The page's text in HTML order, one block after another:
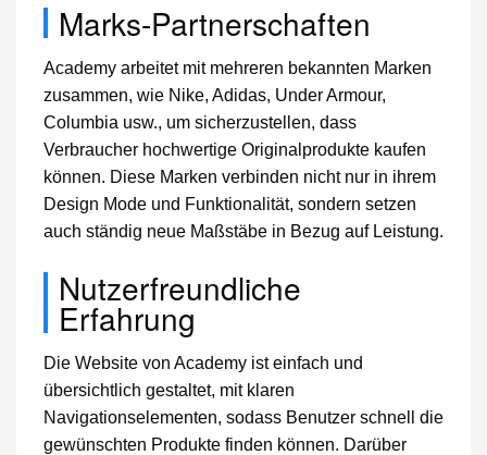
Marks-Partnerschaften
Academy arbeitet mit mehreren bekannten Marken
zusammen, wie Nike, Adidas, Under Armour,
Columbia usw., um sicherzustellen, dass
Verbraucher hochwertige Originalprodukte kaufen
können. Diese Marken verbinden nicht nur in ihrem
Design Mode und Funktionalität, sondern setzen
auch ständig neue Maßstäbe in Bezug auf Leistung.
Nutzerfreundliche
Erfahrung
Die Website von Academy ist einfach und
übersichtlich gestaltet, mit klaren
Navigationselementen, sodass Benutzer schnell die
gewünschten Produkte finden können. Darüber